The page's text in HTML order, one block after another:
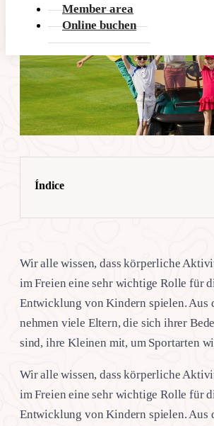
Member area
Online buchen
Índice
Wir alle wissen, dass körperliche
im Freien eine sehr wichtige Rolle für
Entwicklung von Kindern spielen. Aus
nehmen viele Eltern, die sich ihrer
sind, ihre Kleinen mit, um Sportarten
Wir alle wissen, dass körperliche
im Freien eine sehr wichtige Rolle für
Entwicklung von Kindern spielen. Aus